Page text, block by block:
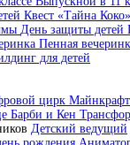
Квест «Тайна Коко»
День защиты детей
Пенная
для детей
цирк Майнкрафт
Барби и Кен
Детский ведущий